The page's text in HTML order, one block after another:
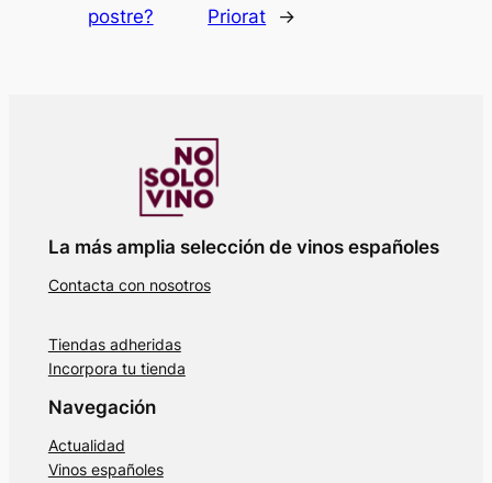
postre?
Priorat
→
La más amplia selección de vinos españoles
Contacta con nosotros
Tiendas adheridas
Incorpora tu tienda
Navegación
Actualidad
Vinos españoles